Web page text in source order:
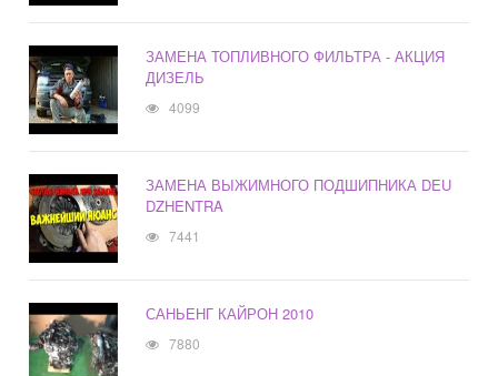
ЗАМЕНА ТОПЛИВНОГО ФИЛЬТРА - АКЦИЯ
ДИЗЕЛЬ
4099
ЗАМЕНА ВЫЖИМНОГО ПОДШИПНИКА DEU
DZHENTRA
7441
САНЬЕНГ КАЙРОН 2010
7880